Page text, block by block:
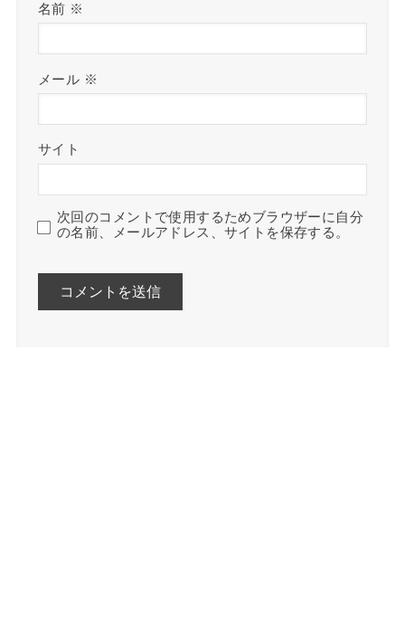
名前 ※
メール ※
サイト
次回のコメントで使用するためブラウザーに自分
の名前、メールアドレス、サイトを保存する。